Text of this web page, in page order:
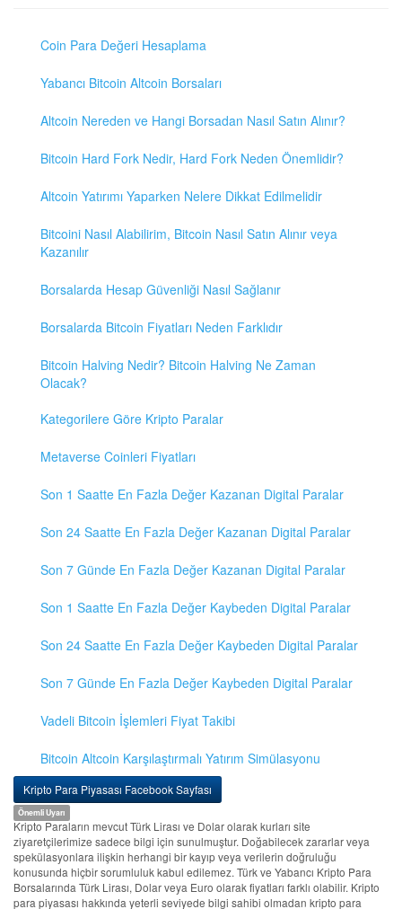
Coin Para Değeri Hesaplama
Yabancı Bitcoin Altcoin Borsaları
Altcoin Nereden ve Hangi Borsadan Nasıl Satın Alınır?
Bitcoin Hard Fork Nedir, Hard Fork Neden Önemlidir?
Altcoin Yatırımı Yaparken Nelere Dikkat Edilmelidir
Bitcoini Nasıl Alabilirim, Bitcoin Nasıl Satın Alınır veya
Kazanılır
Borsalarda Hesap Güvenliği Nasıl Sağlanır
Borsalarda Bitcoin Fiyatları Neden Farklıdır
Bitcoin Halving Nedir? Bitcoin Halving Ne Zaman
Olacak?
Kategorilere Göre Kripto Paralar
Metaverse Coinleri Fiyatları
Son 1 Saatte En Fazla Değer Kazanan Digital Paralar
Son 24 Saatte En Fazla Değer Kazanan Digital Paralar
Son 7 Günde En Fazla Değer Kazanan Digital Paralar
Son 1 Saatte En Fazla Değer Kaybeden Digital Paralar
Son 24 Saatte En Fazla Değer Kaybeden Digital Paralar
Son 7 Günde En Fazla Değer Kaybeden Digital Paralar
Vadeli Bitcoin İşlemleri Fiyat Takibi
Bitcoin Altcoin Karşılaştırmalı Yatırım Simülasyonu
Kripto Para Piyasası Facebook Sayfası
Önemli Uyarı
Kripto Paraların mevcut Türk Lirası ve Dolar olarak kurları site
ziyaretçilerimize sadece bilgi için sunulmuştur. Doğabilecek zararlar veya
spekülasyonlara ilişkin herhangi bir kayıp veya verilerin doğruluğu
konusunda hiçbir sorumluluk kabul edilemez. Türk ve Yabancı Kripto Para
Borsalarında Türk Lirası, Dolar veya Euro olarak fiyatları farklı olabilir. Kripto
para piyasası hakkında yeterli seviyede bilgi sahibi olmadan kripto para